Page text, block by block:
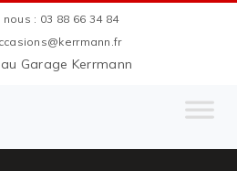
: 03 88 66 34 84
Garage Kerrmann